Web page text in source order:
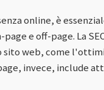
online, è
e off-page. La
web, come
invece, include